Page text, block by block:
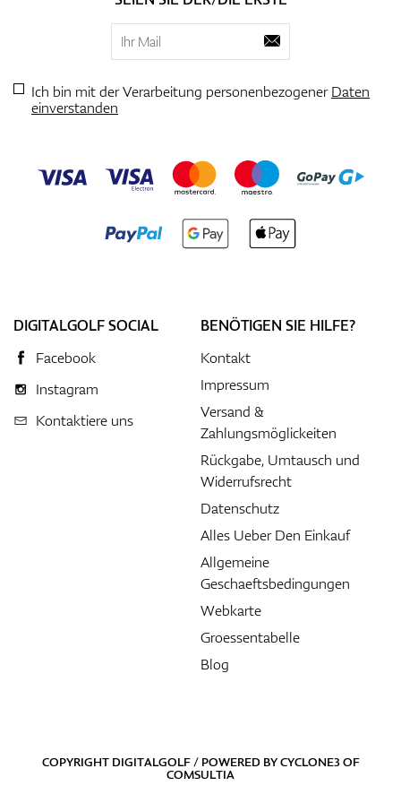
Ich bin mit der Verarbeitung personenbezogenerDaten
einverstanden
DIGITALGOLF SOCIAL
Facebook
Instagram
Kontaktiere uns
BENÖTIGEN SIE HILFE?
Kontakt
Impressum
Versand &
Zahlungsmöglickeiten
Rückgabe, Umtausch und
Widerrufsrecht
Datenschutz
Alles Ueber Den Einkauf
Allgemeine
Geschaeftsbedingungen
Webkarte
Groessentabelle
Blog
COPYRIGHT DIGITALGOLF / POWERED BYCYCLONE3OF
COMSULTIA